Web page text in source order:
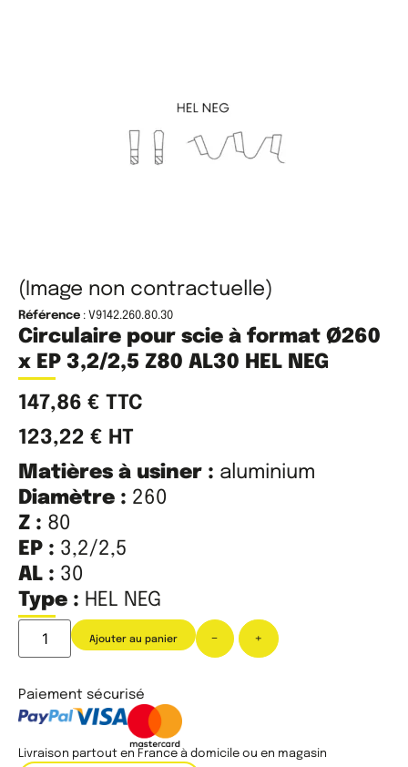
(Image non contractuelle)
Référence : V9142.260.80.30
Circulaire pour scie à format Ø260
x EP 3,2/2,5 Z80 AL30 HEL NEG
147,86 € TTC
123,22 € HT
Matières à usiner : aluminium
Diamètre : 260
Z : 80
EP : 3,2/2,5
AL : 30
Type : HEL NEG
- +
Ajouter au panier
Paiement sécurisé
Livraison partout en France à domicile ou en magasin